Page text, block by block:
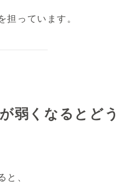
担っています。
弱くなるとどう
と、